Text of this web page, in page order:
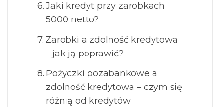
Jaki kredyt przy zarobkach
5000 netto?
Zarobki a zdolność kredytowa
– jak ją poprawić?
Pożyczki pozabankowe a
zdolność kredytowa – czym się
różnią od kredytów